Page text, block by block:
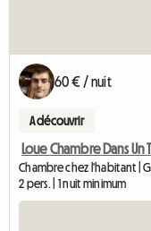
60 € / nuit
A découvrir
Loue Chambre Dans Un
Chambre chez l'habitant |
2 pers. | 1 nuit minimum